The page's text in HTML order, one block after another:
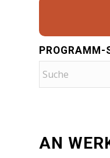
PROGRAMM-
AN